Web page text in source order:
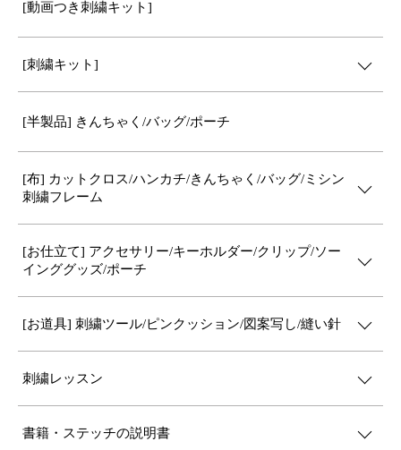
[動画つき刺繍キット]
[刺繍キット]
[半製品] きんちゃく/バッグ/ポーチ
[布] カットクロス/ハンカチ/きんちゃく/バッグ/ミシン
刺繍フレーム
[お仕立て] アクセサリー/キーホルダー/クリップ/ソー
インググッズ/ポーチ
[お道具] 刺繍ツール/ピンクッション/図案写し/縫い針
刺繍レッスン
書籍・ステッチの説明書